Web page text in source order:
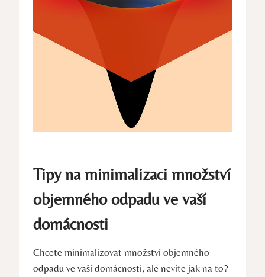
Tipy na minimalizaci množství
objemného odpadu ve vaší
domácnosti
Chcete minimalizovat množství objemného
odpadu ve vaší domácnosti, ale nevíte jak na to?